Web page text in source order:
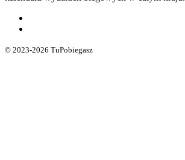
© 2023-2026 TuPobiegasz